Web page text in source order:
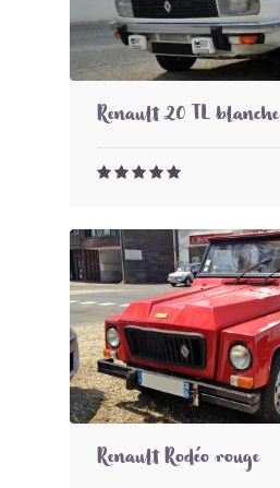
Renault 20 TL blanche
Renault Rodéo rouge